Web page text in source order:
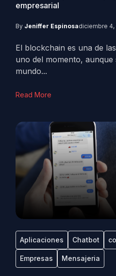
empresarial
By Jeniffer Espinosadiciembre 4,
El blockchain es una de
uno del momento,
mundo...
Read More
Aplicaciones Chatbot
Empresas Mensajeria